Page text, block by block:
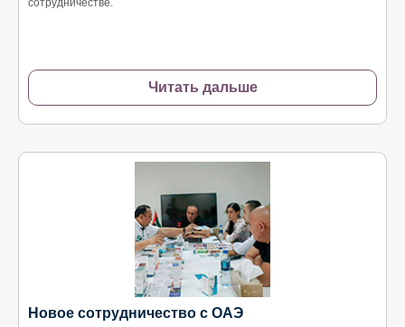
сотрудничестве.
Читать дальше
Новое сотрудничество с ОАЭ